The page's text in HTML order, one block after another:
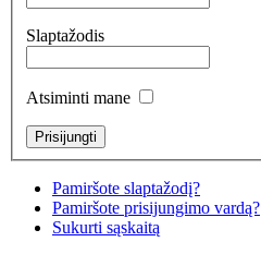
Slaptažodis
Atsiminti mane
Pamiršote slaptažodį?
Pamiršote prisijungimo vardą?
Sukurti sąskaitą